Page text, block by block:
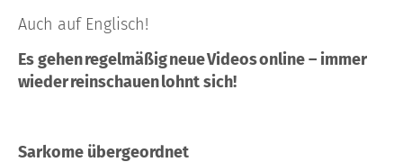
Auch auf Englisch!
Es gehen regelmäßig neue Videos online – immer
wieder reinschauen lohnt sich!
Sarkome übergeordnet